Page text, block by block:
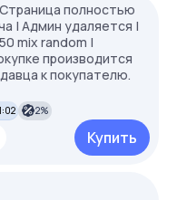
полностью
| Админ удаляется |
mix random |
производится
к покупателю.
2%
Купить